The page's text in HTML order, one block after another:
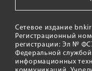
Сетевое издание
Регистрационный
регистрации: Эл №
Федеральной
информационных